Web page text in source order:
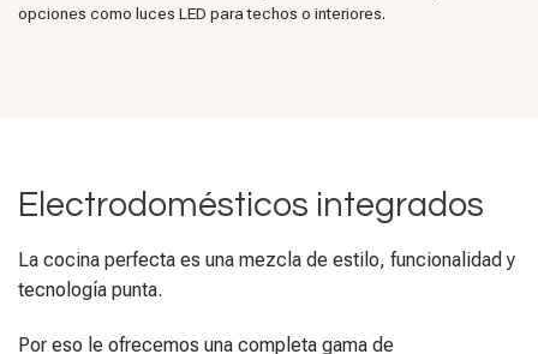
opciones como luces LED para techos o interiores.
Electrodomésticos integrados
La cocina perfecta es una mezcla de estilo, funcionalidad y
tecnología punta.
Por eso le ofrecemos una completa gama de